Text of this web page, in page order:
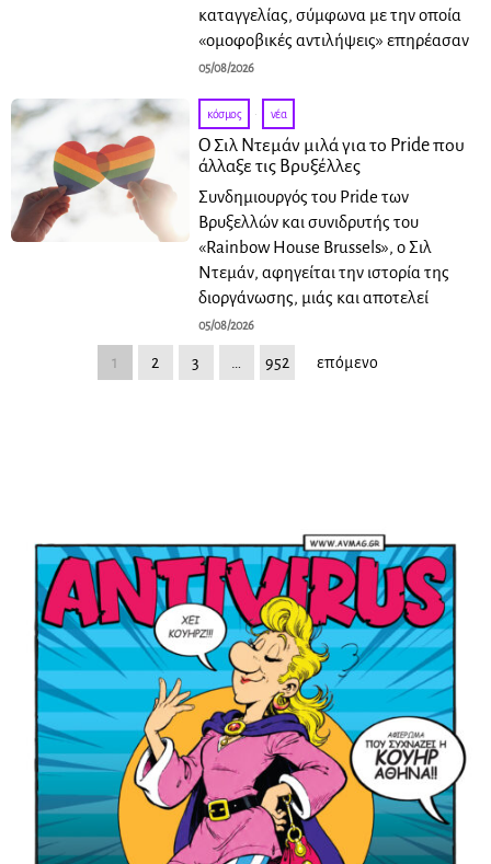
καταγγελίας, σύμφωνα με την οποία
«ομοφοβικές αντιλήψεις» επηρέασαν
05/08/2026
κόσμος · νέα
Ο Σιλ Ντεμάν μιλά για το Pride που
άλλαξε τις Βρυξέλλες
Συνδημιουργός του Pride των
Βρυξελλών και συνιδρυτής του
«Rainbow House Brussels», ο Σιλ
Ντεμάν, αφηγείται την ιστορία της
διοργάνωσης, μιάς και αποτελεί
05/08/2026
1 2 3 952 επόμενο